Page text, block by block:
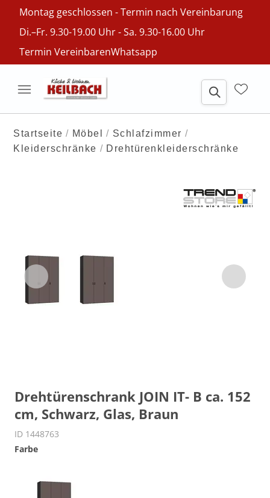
Montag geschlossen - Termin nach Vereinbarung
Di.–Fr. 9.30-19.00 Uhr - Sa. 9.30-16.00 Uhr
Termin VereinbarenWhatsapp
Startseite Möbel
Schlafzimmer
Kleiderschränke
Drehtürenkleiderschränke
Drehtürenschrank JOIN IT- B ca. 152
cm, Schwarz, Glas, Braun
ID 1448763
Farbe